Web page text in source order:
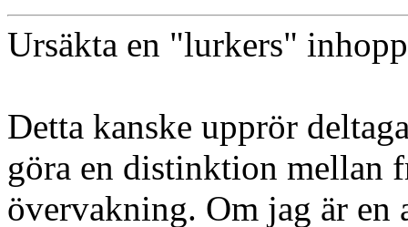
Ursäkta en "lurkers"
Detta kanske upprör
göra en distinktion
övervakning. Om jag är en